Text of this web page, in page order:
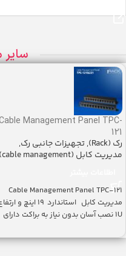
Management Panel TPC-
121
رک (Rack) ,تجهیزات جانبی رک,
مدیریت کابل (cable management)
Cable Management Panel TPC-121
مدیریت کابل استاندارد ۱۹ اینچ و
1U نصب آسان بدون نیاز به براکت دارای